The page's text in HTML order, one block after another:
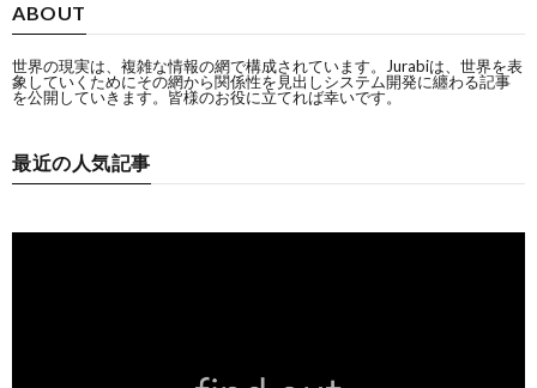
ABOUT
世界の現実は、複雑な情報の網で構成されています。Jurabiは、世界を表
象していくためにその網から関係性を見出しシステム開発に纏わる記事
を公開していきます。皆様のお役に立てれば幸いです。
最近の人気記事